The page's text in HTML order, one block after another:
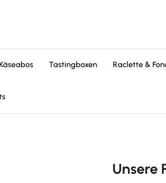
Käseabos Tastingboxen Raclette &
Unsere